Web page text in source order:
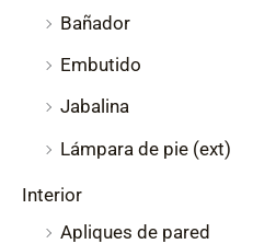
Bañador
Embutido
Jabalina
Lámpara de pie (ext)
Interior
Apliques de pared